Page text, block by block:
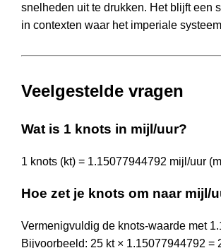
snelheden uit te drukken. Het blijft een
in contexten waar het imperiale
Veelgestelde vragen
Wat is 1 knots in mijl/uur?
1 knots (kt) = 1.15077944792 mijl/uur
Hoe zet je knots om naar mijl/
Vermenigvuldig de knots-waarde met
Bijvoorbeeld: 25 kt × 1.15077944792 =